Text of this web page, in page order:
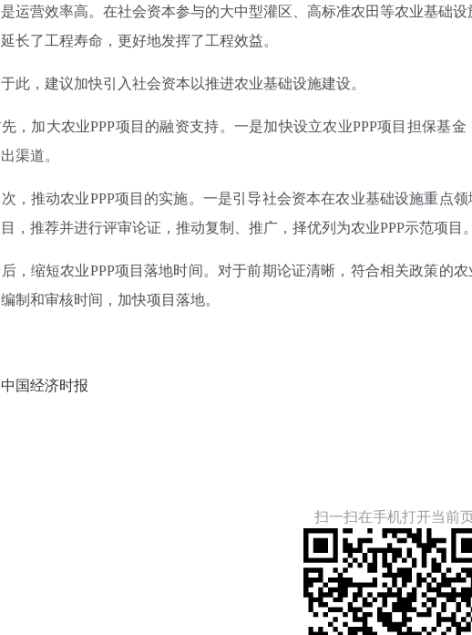
营效率高。在社会资本参与的大中型灌区、高标准农田等农业基础设
长了工程寿命，更好地发挥了工程效益。
，建议加快引入社会资本以推进农业基础设施建设。
加大农业PPP项目的融资支持。一是加快设立农业PPP项目担保基金
渠道。
推动农业PPP项目的实施。一是引导社会资本在农业基础设施重点领
，推荐并进行评审论证，推动复制、推广，择优列为农业PPP示范项目。
缩短农业PPP项目落地时间。对于前期论证清晰，符合相关政策的农
制和审核时间，加快项目落地。
中国经济时报
扫一扫在手机打开当前